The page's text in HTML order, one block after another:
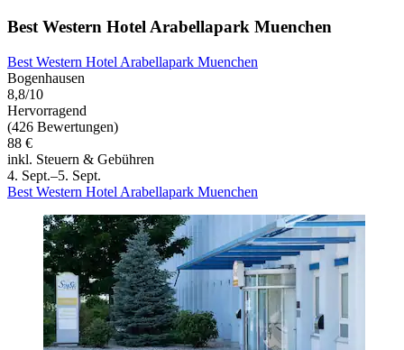
Best Western Hotel Arabellapark Muenchen
Best Western Hotel Arabellapark Muenchen
Bogenhausen
8,8/10
Hervorragend
(426 Bewertungen)
88 €
inkl. Steuern & Gebühren
4. Sept.–5. Sept.
Best Western Hotel Arabellapark Muenchen